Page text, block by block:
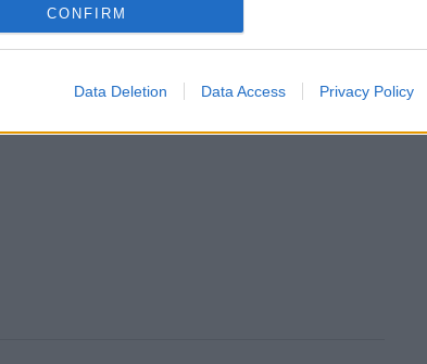
CONFIRM
Data Deletion Data Access Privacy Policy